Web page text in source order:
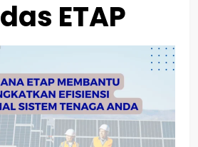
ETAP